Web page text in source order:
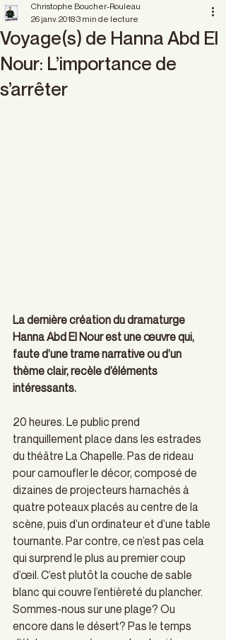
Voyage(s) de Hanna Abd El
Nour: L’importance de
s’arrêter
Christophe Boucher-Rouleau
26 janv. 20183 min de lecture
La dernière création du dramaturge
Hanna Abd El Nour est une œuvre qui,
faute d’une trame narrative ou d’un
thème clair, recèle d’éléments
intéressants.
20 heures. Le public prend
tranquillement place dans les estrades
du théâtre La Chapelle. Pas de rideau
pour camoufler le décor, composé de
dizaines de projecteurs harnachés à
quatre poteaux placés au centre de la
scène, puis d’un ordinateur et d’une table
tournante. Par contre, ce n’est pas cela
qui surprend le plus au premier coup
d’œil. C’est plutôt la couche de sable
blanc qui couvre l’entièreté du plancher.
Sommes-nous sur une plage? Ou
encore dans le désert? Pas le temps